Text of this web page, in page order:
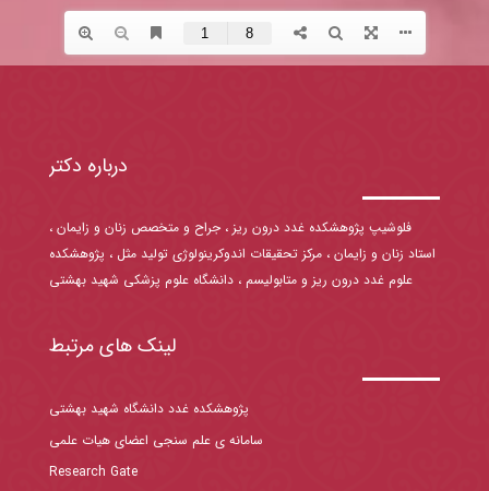
درباره دکتر
فلوشیپ پژوهشکده غدد درون ریز ، جراح و متخصص زنان و زایمان ،
استاد زنان و زایمان ، مرکز تحقیقات اندوکرینولوژی تولید مثل ، پژوهشکده
علوم غدد درون ریز و متابولیسم ، دانشگاه علوم پزشکی شهید بهشتی
لینک های مرتبط
پژوهشکده غدد دانشگاه شهید بهشتی
سامانه ی علم سنجی اعضای هیات علمی
Research Gate